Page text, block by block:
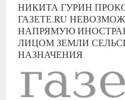
НИКИТА ГУРИН
ГАЗЕТЕ.RU
НАПРЯМУЮ
ЛИЦОМ ЗЕМЛИ
НАЗНАЧЕНИЯ